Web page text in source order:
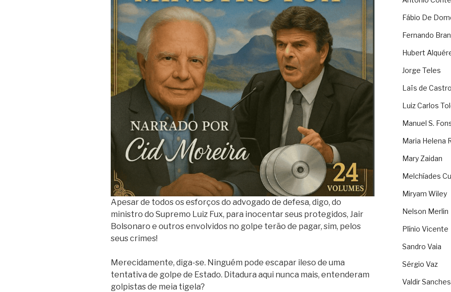
Apesar de todos os esforços do advogado de defesa, digo, do
ministro do Supremo Luiz Fux, para inocentar seus protegidos, Jair
Bolsonaro e outros envolvidos no golpe terão de pagar, sim, pelos
seus crimes!
Merecidamente, diga-se. Ninguém pode escapar ileso de uma
tentativa de golpe de Estado. Ditadura aqui nunca mais, entenderam
golpistas de meia tigela?
Fábio De
Fernando
Hubert
Jorge Teles
Laïs de Castro
Luiz Carlos
Manuel S.
Maria Helena
Mary Zaidan
Melchíades
Miryam Wiley
Nelson Merlin
Plínio Vicente
Sandro Vaia
Sérgio Vaz
Valdir Sanches